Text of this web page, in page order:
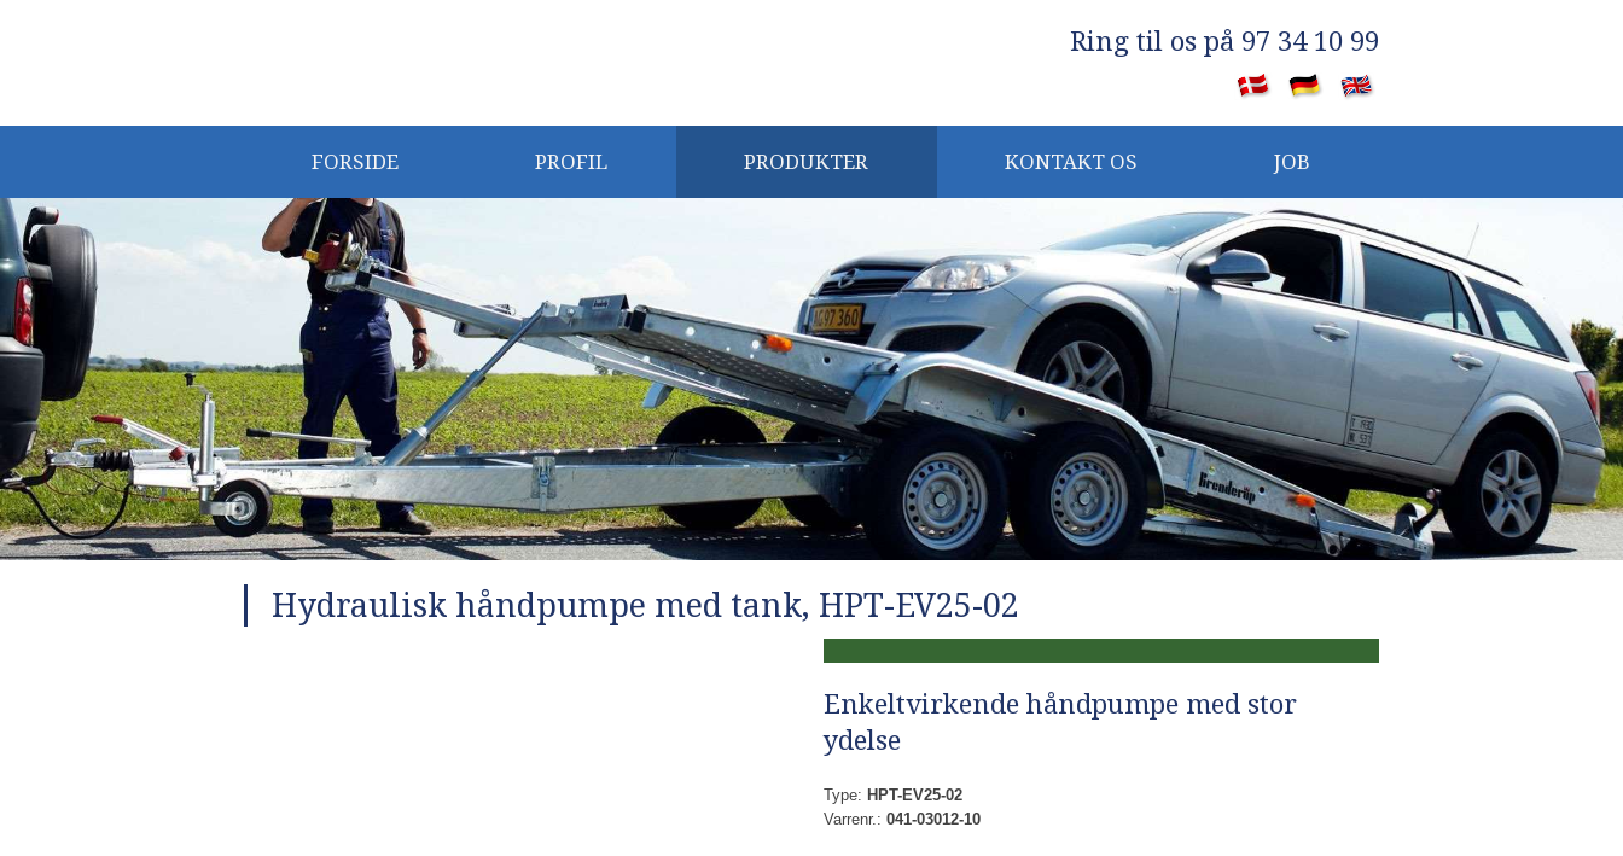
​Ring til os på 97 34 10 99
FORSIDE PROFIL PRODUKTER KONTAKT OS JOB
Hydraulisk håndpumpe med tank, HPT-EV25​-02
​Enkeltvirkende håndpumpe med stor
ydelse
​Type: HPT-EV25-02
Varrenr.: 041-03012-10